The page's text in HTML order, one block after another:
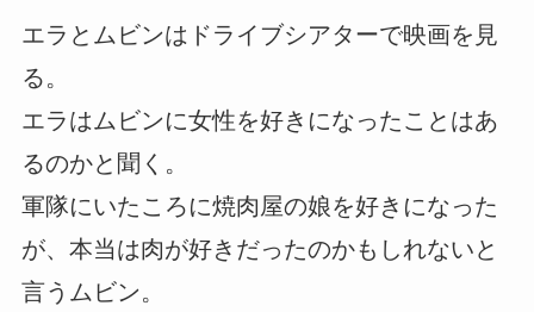
エラとムビンはドライブシアターで映画を見
る。
エラはムビンに女性を好きになったことはあ
るのかと聞く。
軍隊にいたころに焼肉屋の娘を好きになった
が、本当は肉が好きだったのかもしれないと
言うムビン。